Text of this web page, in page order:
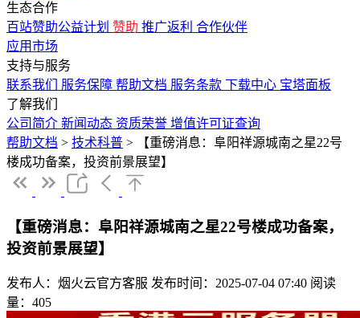
生态合作
百站赞助公益计划 赞助 推广返利 合作伙伴
应用市场
支持与服务
联系我们
服务保障 帮助文档 服务条款 下载中心 宝塔面板
了解我们
公司简介 新闻动态 资质荣誉 增值许可证查询
帮助文档 > 技术科普 >
【重磅消息：阜阳祥源城南之星22号
楼成功备案，投资前景展望】
【重磅消息：阜阳祥源城南之星22号楼成功备案，
投资前景展望】
发布人：烟火云官方客服 发布时间：2025-07-04 07:40 阅读
量：405